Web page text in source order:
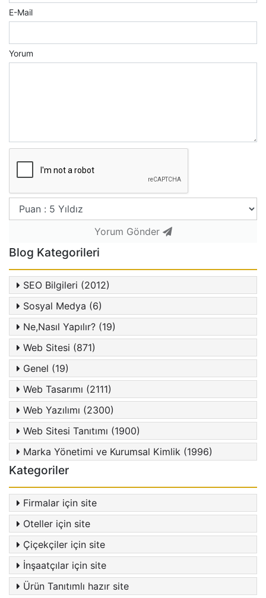
E-Mail
Yorum
Yorum Gönder
Blog Kategorileri
SEO Bilgileri (2012)
Sosyal Medya (6)
Ne,Nasıl Yapılır? (19)
Web Sitesi (871)
Genel (19)
Web Tasarımı (2111)
Web Yazılımı (2300)
Web Sitesi Tanıtımı (1900)
Marka Yönetimi ve Kurumsal Kimlik (1996)
Kategoriler
Firmalar için site
Oteller için site
Çiçekçiler için site
İnşaatçılar için site
Ürün Tanıtımlı hazır site